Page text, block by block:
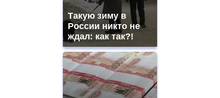
https://www.phoenix-
Такую зиму в
России никто не
ждал: как так?!